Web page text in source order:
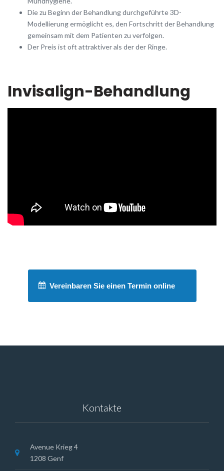
Die zu Beginn der Behandlung durchgeführte 3D-
Modellierung ermöglicht es, den Fortschritt der Behandlung
gemeinsam mit dem Patienten zu verfolgen.
Der Preis ist oft attraktiver als der der Ringe.
Invisalign-Behandlung
Vereinbaren Sie einen Termin online
Kontakte
Avenue Krieg 4
1208 Genf